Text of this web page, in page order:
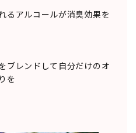
るアルコールが消臭効果を
ブレンドして自分だけのオ
を